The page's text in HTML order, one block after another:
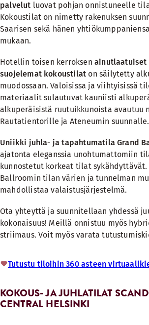
palvelut luovat pohjan onnistuneelle
Kokoustilat on nimetty rakenuksen
Saarisen sekä hänen
mukaan.
Hotellin toisen kerroksen ainutlaatuiset
suojelemat kokoustilat on säilytetty
muodossaan. Valoisissa ja viihtyisissä
materiaalit sulautuvat kauniisti
alkuperäisistä ruutuikkunoista avautuu
Rautatientorille ja Ateneumin suunnalle.
Uniikki juhla- ja tapahtumatila Grand
ajatonta eleganssia unohtumattomiin
kunnostetut korkeat tilat sykähdyttävät.
Ballroomin tilan värien ja tunnelman
mahdollistaa valaistusjärjestelmä.
Ota yhteyttä ja suunnitellaan yhdessä
kokonaisuus! Meillä onnistuu myös
striimaus. Voit myös varata
Tutustu tiloihin 360 asteen
KOKOUS- JA JUHLATILAT
CENTRAL HELSINKI